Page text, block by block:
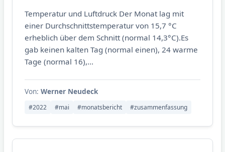
Temperatur und Luftdruck Der Monat lag mit
einer Durchschnittstemperatur von 15,7 °C
erheblich über dem Schnitt (normal 14,3°C).Es
gab keinen kalten Tag (normal einen), 24 warme
Tage (normal 16),...
Von: Werner Neudeck
#2022 #mai #monatsbericht #zusammenfassung